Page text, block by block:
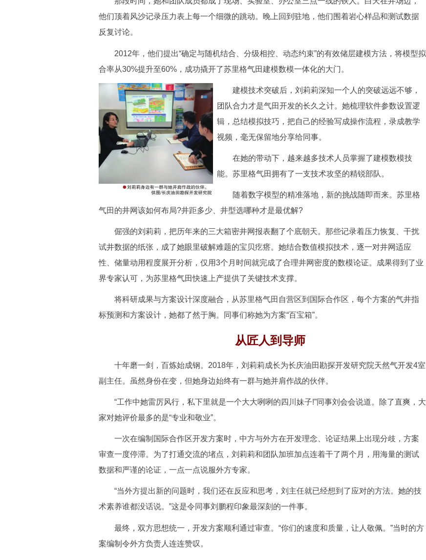
他们顶着风沙记录压力表上每一个细微的跳动。晚上回到驻地，他们围着岩心样品和测试数据
反复讨论。
2012年，他们提出“确定与随机结合、分级相控、动态约束”的有效储层建模方法，将模型拟
合率从30%提升至60%，成功撬开了苏里格气田建模数模一体化的大门。
建模技术突破后，刘莉莉深知一个人的突破远远不够，
团队合力才是气田开发的长久之计。她梳理软件参数设置逻
辑，总结模拟技巧，把自己的经验写成操作流程，录成教学
视频，毫无保留地分享给同事。
在她的带动下，越来越多技术人员掌握了建模数模技
能。苏里格气田拥有了一支技术攻坚的精锐部队。
随着数字模型的精准落地，新的挑战随即而来。苏里格
气田的井网该如何布局?井距多少、井型选哪种才是最优解?
倔强的刘莉莉，把历年来的三大箱密井网报表翻了个底朝天。那些记录着压力恢复、干扰
试井数据的纸张，成了她眼里破解难题的宝贝疙瘩。她结合数值模拟技术，逐一对井网适应
性、储量动用程度展开分析，仅用3个月时间就完成了合理井网密度的数模论证。成果得到了业
界专家认可，为苏里格气田快速上产提供了关键技术支撑。
将科研成果与方案设计深度融合，从苏里格气田自营区到国际合作区，每个方案的气井指
标预测和方案设计，她都了然于胸。同事们称她为方案“百宝箱”。
从匠人到导师
十年磨一剑，百炼始成钢。2018年，刘莉莉成长为长庆油田勘探开发研究院天然气开发4室
副主任。虽然身份在变，但她身边始终有一群与她并肩作战的伙伴。
“工作中她雷厉风行，私下里就是一个大大咧咧的四川妹子!”同事刘会会说道。除了直爽，大
家对她评价最多的是“专业和敬业”。
一次在编制国际合作区开发方案时，中方与外方在开发理念、论证结果上出现分歧，方案
审查一度停滞。为了打通交流的堵点，刘莉莉和团队加班加点连着干了两个月，用海量的测试
数据和严谨的论证，一点一点说服外方专家。
“当外方提出新的问题时，我们还在反应和思考，刘主任就已经想到了应对的方法。她的技
术素养谁都没话说。”这是令同事刘鹏程印象最深刻的一件事。
最终，双方思想统一，开发方案顺利通过审查。“你们的速度和质量，让人敬佩。”当时的方
案编制令外方负责人连连赞叹。